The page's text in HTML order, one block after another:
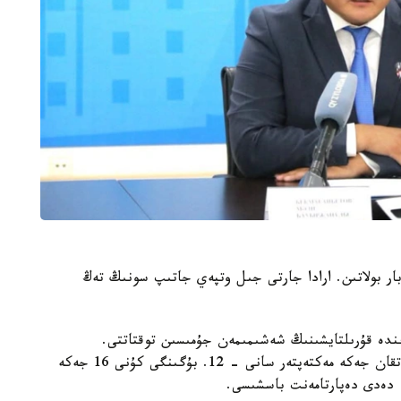
32 جەكە مەكتەپ بار بولاتىن. ارادا جارتى جىل وتپەي جاتىپ سونىڭ تەڭ
ءوتىنىشى نەگىزىندە قۇرىلتايشىنىڭ شەشىمىمەن جۇمىسىن توقتاتتى.
ليتسەنزياسى بار، ءبىراق ءبىلىم بەرۋ قىزمەتىن توقتاتقان جەكە مەكتەپتەر سانى - 12. بۇگىنگى كۇنى 16 جەكە
دەپارتامەنت باسشىسى.